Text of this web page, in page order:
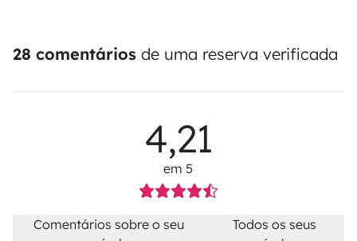
28 comentários de uma reserva verificada
4,21
em 5
Comentários sobre o seu
Todos os seus